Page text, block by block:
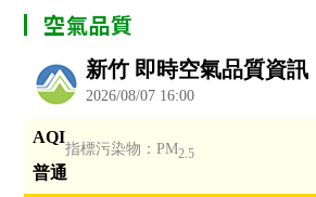
空氣品質